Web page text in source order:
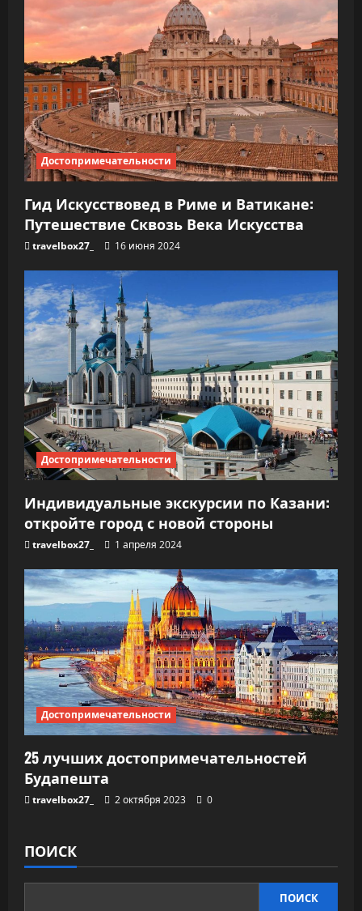
п
о
з
а
п
и
с
я
м
Достопримечательности
Гид Искусствовед в Риме и Ватикане:
Путешествие Сквозь Века Искусства
travelbox27_ 16 июня 2024
Достопримечательности
Индивидуальные экскурсии по Казани:
откройте город с новой стороны
travelbox27_ 1 апреля 2024
Достопримечательности
25 лучших достопримечательностей
Будапешта
travelbox27_ 2 октября 2023 0
ПОИСК
ПОИСК